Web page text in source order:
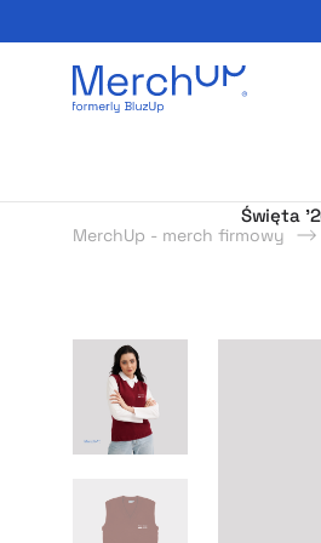
Odzież reklamowa z
Święta
MerchUp - merch firmowy